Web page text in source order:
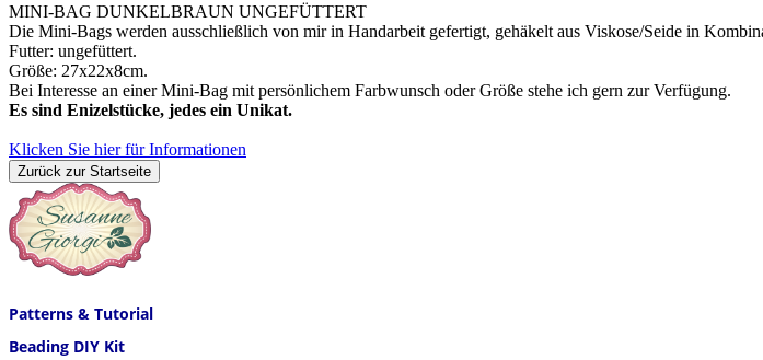
MINI-BAG DUNKELBRAUN UNGEFÜTTERT
Die Mini-Bags werden ausschließlich von mir in Handarbeit gefertigt, gehäkelt aus Viskose/Seide in
Futter: ungefüttert.
Größe: 27x22x8cm.
Bei Interesse an einer Mini-Bag mit persönlichem Farbwunsch oder Größe stehe ich gern zur Verfügung.
Es sind Enizelstücke, jedes ein Unikat.
Klicken Sie hier für Informationen
Zurück zur Startseite
Patterns & Tutorial
Beading DIY Kit